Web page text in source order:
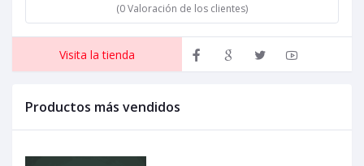
(0 Valoración de los clientes)
Visita la tienda
Productos más vendidos